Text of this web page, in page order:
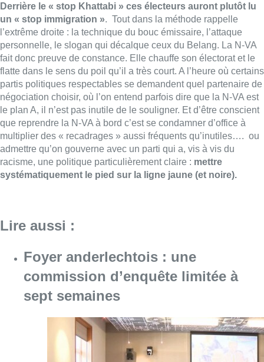
Derrière le « stop Khattabi » ces électeurs auront plutôt lu
un « stop immigration ». Tout dans la méthode rappelle
l’extrême droite : la technique du bouc émissaire, l’attaque
personnelle, le slogan qui décalque ceux du Belang. La N-VA
fait donc preuve de constance. Elle chauffe son électorat et le
flatte dans le sens du poil qu’il a très court. A l’heure où certains
partis politiques respectables se demandent quel partenaire de
négociation choisir, où l’on entend parfois dire que la N-VA est
le plan A, il n’est pas inutile de le souligner. Et d’être conscient
que reprendre la N-VA à bord c’est se condamner d’office à
multiplier des « recadrages » aussi fréquents qu’inutiles…. ou
admettre qu’on gouverne avec un parti qui a, vis à vis du
racisme, une politique particulièrement claire : mettre
systématiquement le pied sur la ligne jaune (et noire).
Lire aussi :
Foyer anderlechtois : une
commission d’enquête limitée à
sept semaines